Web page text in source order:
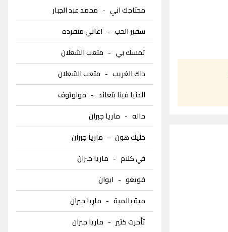
محتاجك اني- محمد عبد الجبار
سفير الحب- اغاني منفرده
تمسك بي- متعب الشعلان
ذاك الغريب- متعب الشعلان
الدنيا فينا بتعاند- مولوتوف
حاله- ماريا جبران
خليك هون- ماريا جبران
في كلام- ماريا جبران
فويغو- ايوان
مية بالمية- ماريا جبران
تأخرت كتير - ماريا جبران